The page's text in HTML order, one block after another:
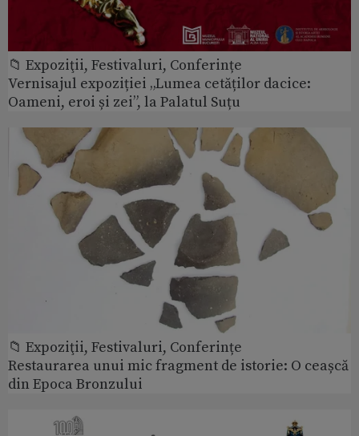
📁 Expoziţii, Festivaluri, Conferințe
Vernisajul expoziției „Lumea cetăților dacice:
Oameni, eroi și zei”, la Palatul Suțu
📁 Expoziţii, Festivaluri, Conferințe
Restaurarea unui mic fragment de istorie: O ceașcă
din Epoca Bronzului